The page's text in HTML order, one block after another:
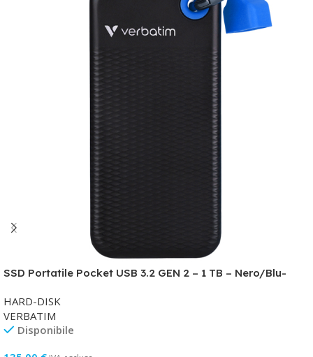
SSD Portatile Pocket USB 3.2 GEN 2 – 1 TB – Nero/Blu-
HARD-DISK
VERBATIM
Disponibile